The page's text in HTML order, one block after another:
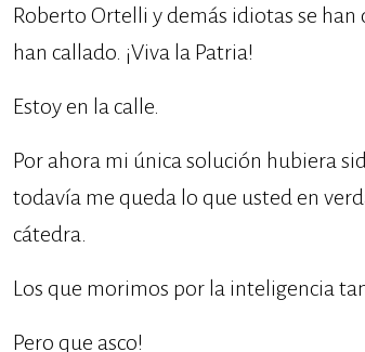
Roberto Ortelli y demás idiotas se
han callado. ¡Viva la Patria!
Estoy en la calle.
Por ahora mi única solución hubiera
todavía me queda lo que usted en
cátedra.
Los que morimos por la inteligencia
Pero que asco!